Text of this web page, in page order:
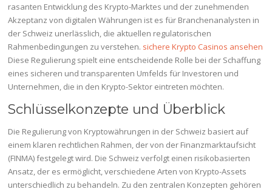
rasanten Entwicklung des Krypto-Marktes und der zunehmenden
Akzeptanz von digitalen Währungen ist es für Branchenanalysten in
der Schweiz unerlässlich, die aktuellen regulatorischen
Rahmenbedingungen zu verstehen. sichere Krypto Casinos ansehen
Diese Regulierung spielt eine entscheidende Rolle bei der Schaffung
eines sicheren und transparenten Umfelds für Investoren und
Unternehmen, die in den Krypto-Sektor eintreten möchten.
Schlüsselkonzepte und Überblick
Die Regulierung von Kryptowährungen in der Schweiz basiert auf
einem klaren rechtlichen Rahmen, der von der Finanzmarktaufsicht
(FINMA) festgelegt wird. Die Schweiz verfolgt einen risikobasierten
Ansatz, der es ermöglicht, verschiedene Arten von Krypto-Assets
unterschiedlich zu behandeln. Zu den zentralen Konzepten gehören